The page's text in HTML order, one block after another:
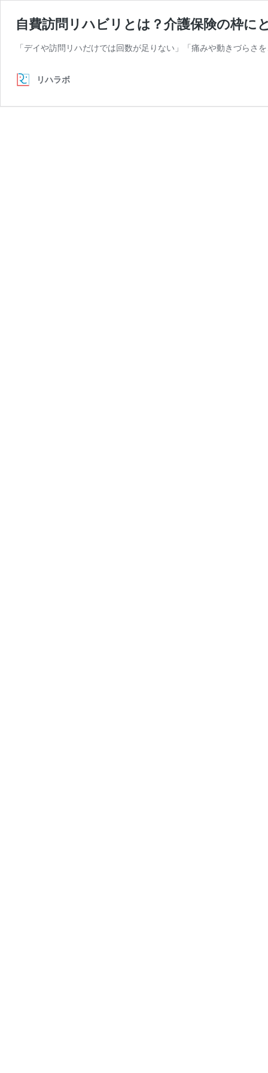
自費訪問リハビリとは？介護保険の枠
「デイや訪問リハだけでは回数が足りない」「痛みや動きづら
リハラボ